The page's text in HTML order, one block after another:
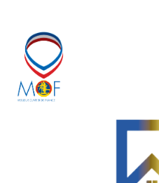
contenu